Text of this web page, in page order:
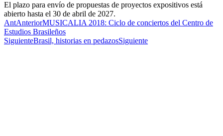
El plazo para envío de propuestas de proyectos expositivos está
abierto hasta el 30 de abril de 2027.
AntAnteriorMUSICALIA 2018: Ciclo de conciertos del Centro de
Estudios Brasileños
SiguienteBrasil, historias en pedazosSiguiente